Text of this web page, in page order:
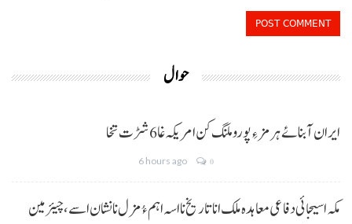
حوال
ایران آبنائے ہرمز ءِ پورو ملنگ کن امریکہ غا 6 شڑت تخا
6 hours ago 0
مکہ اسیجائی دفاعی معاہدہ ملک انا تاریخ نا اسہ اہم ءُ مزل نا نشان اسے، چیئرمین